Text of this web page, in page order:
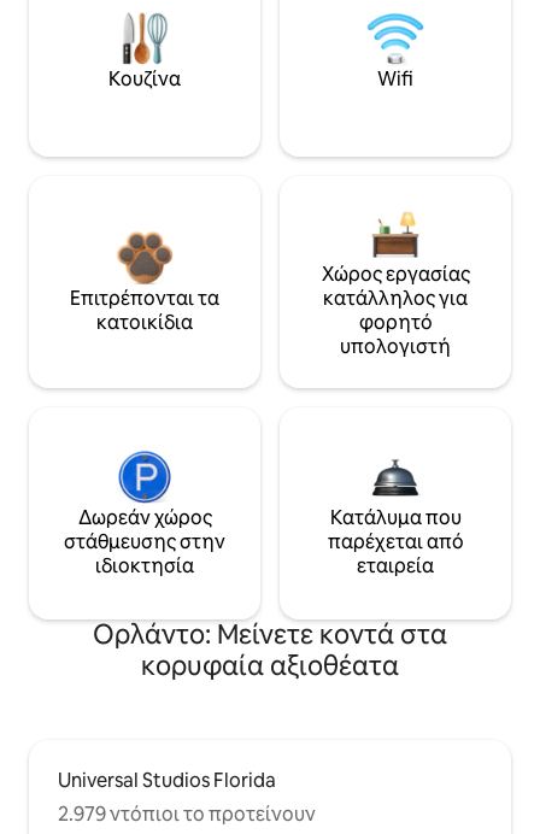
Κουζίνα Wifi
Επιτρέπονται τα
κατοικίδια
Χώρος εργασίας
κατάλληλος για
φορητό
υπολογιστή
Δωρεάν χώρος
στάθμευσης στην
ιδιοκτησία
Κατάλυμα που
παρέχεται από
εταιρεία
Ορλάντο: Μείνετε κοντά στα
κορυφαία αξιοθέατα
Universal Studios Florida
2.979 ντόπιοι το προτείνουν